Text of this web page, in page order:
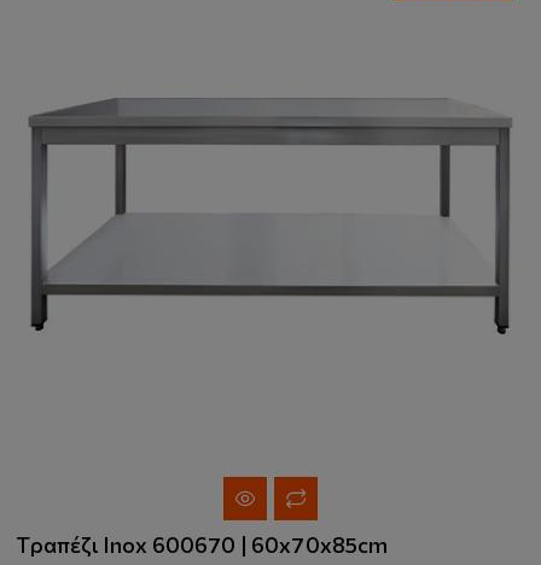
Τραπέζι Inox 600670 | 60x70x85cm